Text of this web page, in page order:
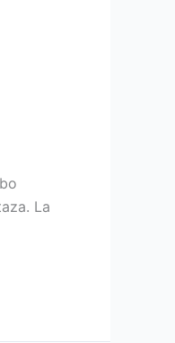
La